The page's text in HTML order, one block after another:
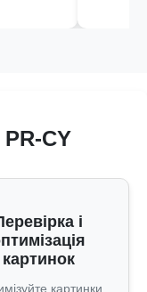
CY
і
картинок
картинки